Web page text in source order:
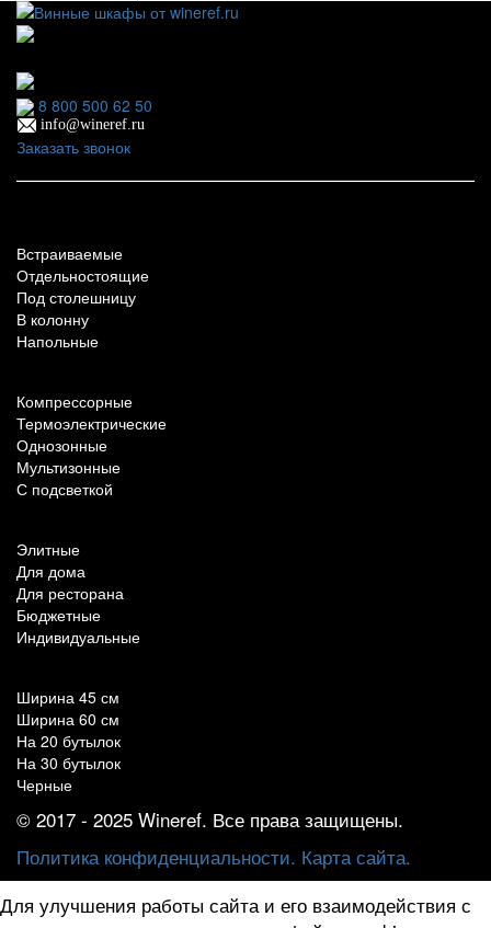
8 800 500 62 50
info@wineref.ru
Заказать звонок
Встраиваемые
Отдельностоящие
Под столешницу
В колонну
Напольные
Компрессорные
Термоэлектрические
Однозонные
Мультизонные
С подсветкой
Элитные
Для дома
Для ресторана
Бюджетные
Индивидуальные
Ширина 45 см
Ширина 60 см
На 20 бутылок
На 30 бутылок
Черные
© 2017 - 2025 Wineref. Все права защищены.
Политика конфиденциальности. Карта сайта.
Для улучшения работы сайта и его взаимодействия с